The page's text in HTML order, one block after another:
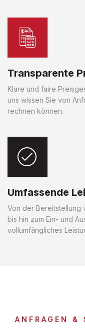
Transparente
Klare und faire
uns wissen Sie von
rechnen können.
Umfassende
Von der Bereitstellung
bis hin zum Ein- und
vollumfängliches
ANFRAGEN &